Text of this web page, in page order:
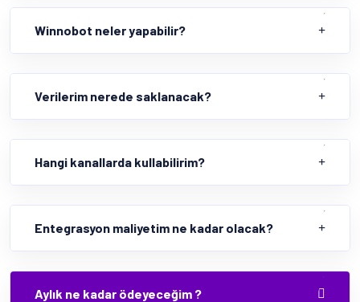
Winnobot neler yapabilir?
Verilerim nerede saklanacak?
Hangi kanallarda kullabilirim?
Entegrasyon maliyetim ne kadar olacak?
Aylık ne kadar ödeyeceğim ?